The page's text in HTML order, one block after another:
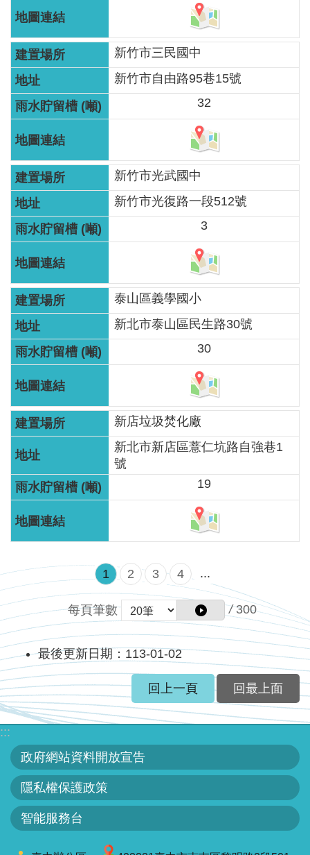
新竹市三民國中
新竹市自由路95巷15號
32
新竹市光武國中
新竹市光復路一段512號
3
泰山區義學國小
新北市泰山區民生路30號
30
新店垃圾焚化廠
新北市新店區薏仁坑路自強巷1
號
19
1 2 3 4 ...
每頁筆數 / 300
最後更新日期：113-01-02
回上一頁 回最上面
:::
政府網站資料開放宣告
隱私權保護政策
智能服務台